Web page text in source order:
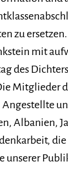
zu
mit
des
Mitglieder
Albanien,